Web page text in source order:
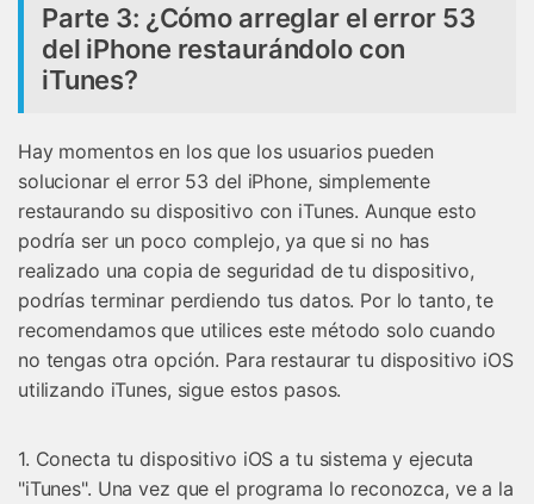
󠀰Parte 3: ¿Cómo arreglar el error 53
del iPhone restaurándolo con
iTunes?󠀲󠀡󠀡󠀣󠀠󠀨󠀣󠀣󠀦󠀳
Hay momentos en los que los usuarios pueden
solucionar el error 53 del iPhone, simplemente
restaurando su dispositivo con iTunes. Aunque esto
podría ser un poco complejo, ya que si no has
realizado una copia de seguridad de tu dispositivo,
podrías terminar perdiendo tus datos. Por lo tanto, te
recomendamos que utilices este método solo cuando
no tengas otra opción. Para restaurar tu dispositivo iOS
utilizando iTunes, sigue estos pasos.
1. Conecta tu dispositivo iOS a tu sistema y ejecuta
"iTunes". Una vez que el programa lo reconozca, ve a la